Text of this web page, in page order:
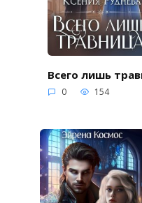
Всего лишь
0 154